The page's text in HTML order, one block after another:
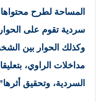
المساحة لطرح
سردية تقوم على
وكذلك الحوار بين
مداخلات الراوي،
السردية، وتحقيق